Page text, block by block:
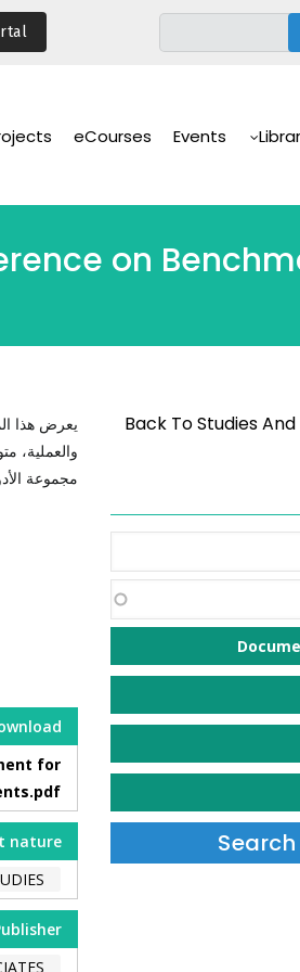
Events
eCourses
on
يعرض هذا
والعملية،
مجموعة
for
nature
Back To Studies